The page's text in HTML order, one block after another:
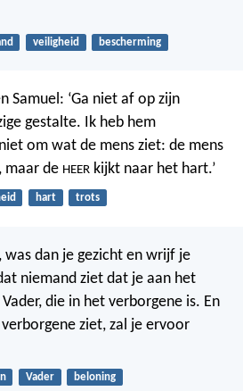
veiligheid bescherming
Samuel: ‘Ga niet af op zijn
gestalte. Ik heb hem
om wat de mens ziet: de mens
maar de HEER kijkt naar het hart.’
hart trots
was dan je gezicht en wrijf je
niemand ziet dat je aan het
die in het verborgene is. En
ziet, zal je ervoor
Vader beloning